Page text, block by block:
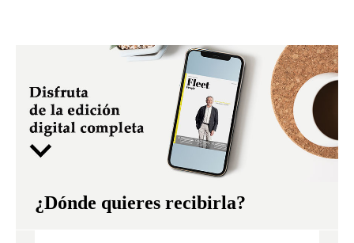
¿Dónde quieres recibirla?